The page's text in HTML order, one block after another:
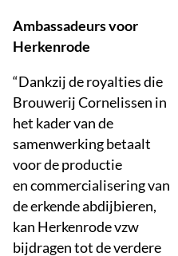
Ambassadeurs voor
Herkenrode
“Dankzij de royalties die
Brouwerij Cornelissen in
het kader van de
samenwerking betaalt
voor de productie
en commercialisering van
de erkende abdijbieren,
kan Herkenrode vzw
bijdragen tot de verdere